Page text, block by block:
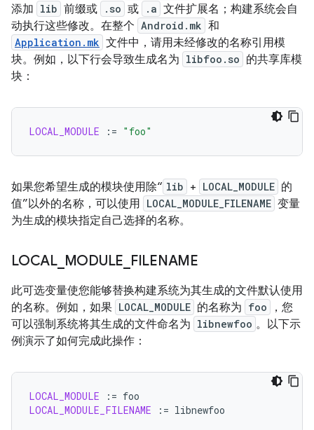
添加 lib 前缀或 .so 或 .a 文件扩展名；构建系统会自
动执行这些修改。在整个 Android.mk 和
Application.mk 文件中，请用未经修改的名称引用模
块。例如，以下行会导致生成名为 libfoo.so 的共享库模
块：
LOCAL_MODULE := "foo"
如果您希望生成的模块使用除“ lib + LOCAL_MODULE 的
值”以外的名称，可以使用 LOCAL_MODULE_FILENAME 变量
为生成的模块指定自己选择的名称。
LOCAL_ MODULE FILENAME
此可选变量使您能够替换构建系统为其生成的文件默认使用
的名称。例如，如果 LOCAL_MODULE 的名称为 foo
，您
可以强制系统将其生成的文件命名为 libnewfoo 。以下示
例演示了如何完成此操作：
LOCAL_MODULE :=
LOCAL_MODULE_FILENAME
:=